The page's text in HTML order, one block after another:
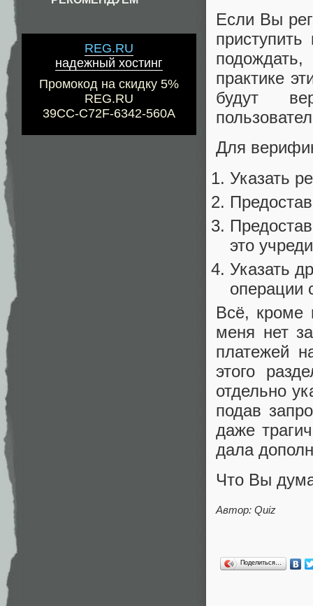
REG.RU
надежный хостинг
Промокод на скидку 5%
REG.RU
39CC-C72F-6342-560A
Если Вы
практике
будут
Для
Указать
это
Указать
операции
Всё, кроме
меня нет
платежей
этого
отдельно
подав
даже
дала
Что Вы
Автор: Quiz
Поделиться…